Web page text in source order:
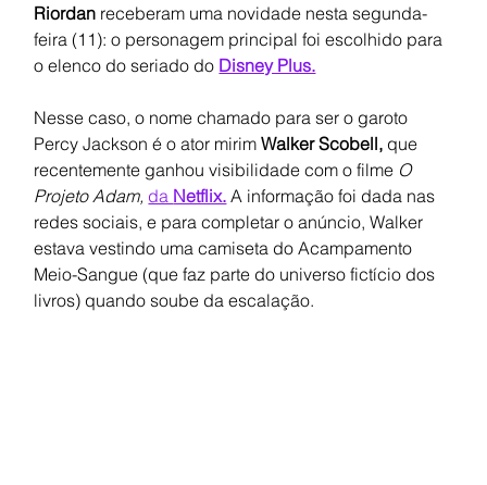
Riordan receberam uma novidade nesta segunda-
feira (11): o personagem principal foi escolhido para
o elenco do seriado do Disney Plus.
Nesse caso, o nome chamado para ser o garoto
Percy Jackson é o ator mirim Walker Scobell, que
recentemente ganhou visibilidade com o filme O
Projeto Adam, da Netflix. A informação foi dada nas
redes sociais, e para completar o anúncio, Walker
estava vestindo uma camiseta do Acampamento
Meio-Sangue (que faz parte do universo fictício dos
livros) quando soube da escalação.